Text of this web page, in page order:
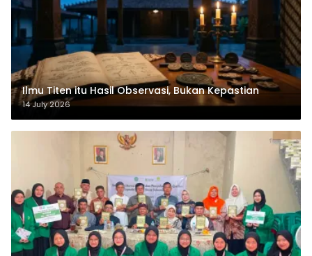
Ilmu Titen itu Hasil Observasi, Bukan Kepastian
14 July 2026